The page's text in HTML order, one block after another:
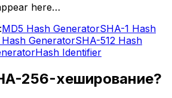
here…
MD5 Hash GeneratorSHA-1 Hash
GeneratorSHA-512 Hash
Hash Identifier
256-хеширование?